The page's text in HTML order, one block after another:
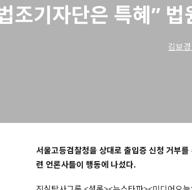
조기자단은 특혜”
김보
서울고등검찰청을 상대로 출입증 신청 거부
련 언론사들이 행동에 나섰다.